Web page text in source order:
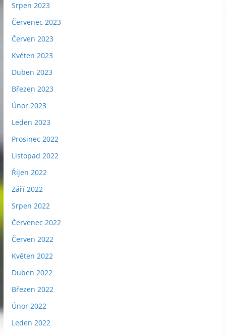
Srpen 2023
Červenec 2023
Červen 2023
Květen 2023
Duben 2023
Březen 2023
Únor 2023
Leden 2023
Prosinec 2022
Listopad 2022
Říjen 2022
Září 2022
Srpen 2022
Červenec 2022
Červen 2022
Květen 2022
Duben 2022
Březen 2022
Únor 2022
Leden 2022